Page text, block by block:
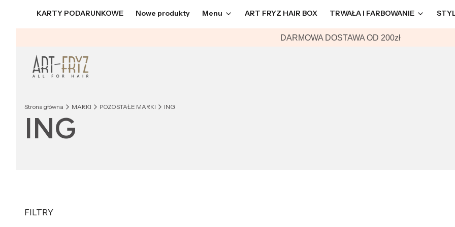
KARTY PODARUNKOWE Nowe produkty Menu ART FRYZ HAIR BOX TRWAŁA I FARBOWANIE
DARMOWA DOSTAWA OD 200zł
Strona główna MARKI POZOSTAŁE MARKI ING
ING
FILTRY